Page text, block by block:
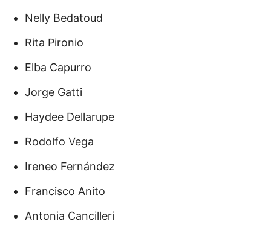
Nelly Bedatoud
Rita Pironio
Elba Capurro
Jorge Gatti
Haydee Dellarupe
Rodolfo Vega
Ireneo Fernández
Francisco Anito
Antonia Cancilleri